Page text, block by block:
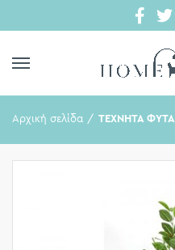
Αρχική σελίδα ΤΕΧΝΗΤΑ ΦΥΤΑ